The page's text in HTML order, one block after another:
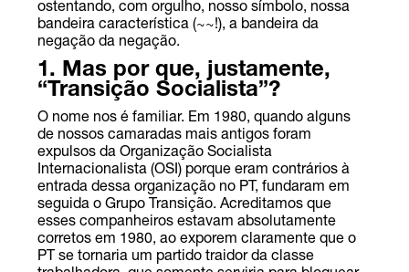
ostentando, com orgulho, nosso símbolo, nossa
bandeira característica (~~!), a bandeira da
negação da negação.
1. Mas por que, justamente,
“Transição Socialista”?
O nome nos é familiar. Em 1980, quando alguns
de nossos camaradas mais antigos foram
expulsos da Organização Socialista
Internacionalista (OSI) porque eram contrários à
entrada dessa organização no PT, fundaram em
seguida o Grupo Transição. Acreditamos que
esses companheiros estavam absolutamente
corretos em 1980, ao exporem claramente que o
PT se tornaria um partido traidor da classe